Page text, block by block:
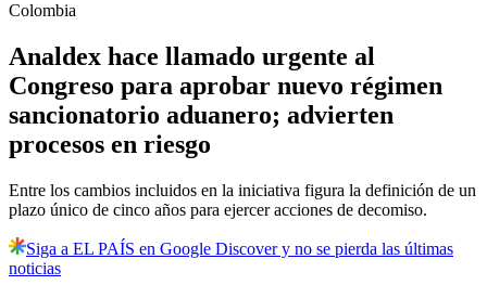
Colombia
Analdex hace llamado urgente al
Congreso para aprobar nuevo régimen
sancionatorio aduanero; advierten
procesos en riesgo
Entre los cambios incluidos en la iniciativa figura la definición de un
plazo único de cinco años para ejercer acciones de decomiso.
Siga a EL PAÍS en Google Discover y no se pierda las últimas
noticias